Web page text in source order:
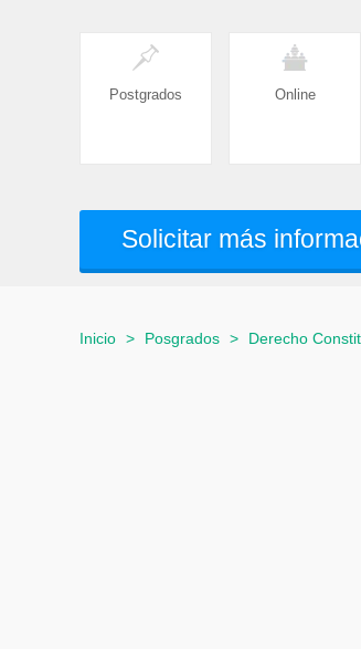
Postgrados Online
Solicitar más
Inicio > Posgrados > Derecho